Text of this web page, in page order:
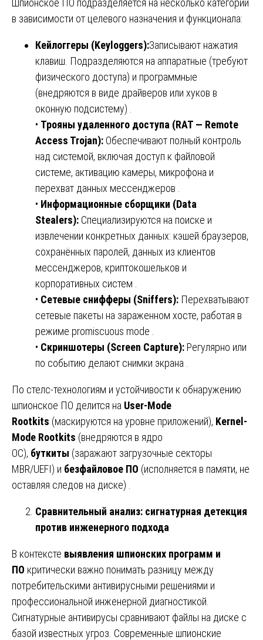
Шпионское ПО подразделяется на несколько категорий
в зависимости от целевого назначения и функционала:
Кейлоггеры (Keyloggers):Записывают нажатия
клавиш. Подразделяются на аппаратные (требуют
физического доступа) и программные
(внедряются в виде драйверов или хуков в
оконную подсистему) .
• Трояны удаленного доступа (RAT — Remote
Access Trojan): Обеспечивают полный контроль
над системой, включая доступ к файловой
системе, активацию камеры, микрофона и
перехват данных мессенджеров .
• Информационные сборщики (Data
Stealers): Специализируются на поиске и
извлечении конкретных данных: кэшей браузеров,
сохранённых паролей, данных из клиентов
мессенджеров, криптокошельков и
корпоративных систем .
• Сетевые снифферы (Sniffers): Перехватывают
сетевые пакеты на зараженном хосте, работая в
режиме promiscuous mode .
• Скриншотеры (Screen Capture): Регулярно или
по событию делают снимки экрана .
По стелс-технологиям и устойчивости к обнаружению
шпионское ПО делится на User-Mode
Rootkits (маскируются на уровне приложений), Kernel-
Mode Rootkits (внедряются в ядро
ОС), буткиты (заражают загрузочные секторы
MBR/UEFI) и безфайловое ПО (исполняется в памяти, не
оставляя следов на диске) .
Сравнительный анализ: сигнатурная детекция
против инженерного подхода
В контексте выявления шпионских программ и
ПО критически важно понимать разницу между
потребительскими антивирусными решениями и
профессиональной инженерной диагностикой.
Сигнатурные антивирусы сравнивают файлы на диске с
базой известных угроз. Современные шпионские